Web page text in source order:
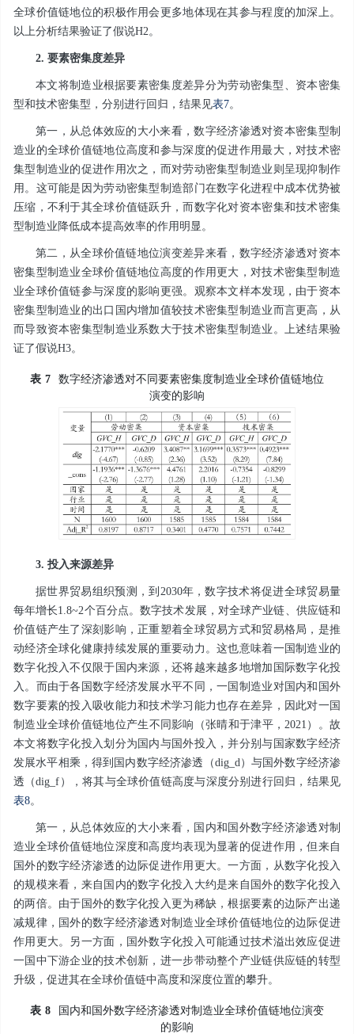
全球价值链地位的积极作用会更多地体现在其参与程度的加深上。
以上分析结果验证了假说H2。
2. 要素密集度差异
本文将制造业根据要素密集度差异分为劳动密集型、资本密集
型和技术密集型，分别进行回归，结果见表7。
第一，从总体效应的大小来看，数字经济渗透对资本密集型制
造业的全球价值链地位高度和参与深度的促进作用最大，对技术密
集型制造业的促进作用次之，而对劳动密集型制造业则呈现抑制作
用。这可能是因为劳动密集型制造部门在数字化进程中成本优势被
压缩，不利于其全球价值链跃升，而数字化对资本密集和技术密集
型制造业降低成本提高效率的作用明显。
第二，从全球价值链地位演变差异来看，数字经济渗透对资本
密集型制造业全球价值链地位高度的作用更大，对技术密集型制造
业全球价值链参与深度的影响更强。观察本文样本发现，由于资本
密集型制造业的出口国内增加值较技术密集型制造业而言更高，从
而导致资本密集型制造业系数大于技术密集型制造业。上述结果验
证了假说H3。
表 7
数字经济渗透对不同要素密集度制造业全球价值链地位
演变的影响
3. 投入来源差异
据世界贸易组织预测，到2030年，数字技术将促进全球贸易量
每年增长1.8~2个百分点。数字技术发展，对全球产业链、供应链和
价值链产生了深刻影响，正重塑着全球贸易方式和贸易格局，是推
动经济全球化健康持续发展的重要动力。这也意味着一国制造业的
数字化投入不仅限于国内来源，还将越来越多地增加国际数字化投
入。而由于各国数字经济发展水平不同，一国制造业对国内和国外
数字要素的投入吸收能力和技术学习能力也存在差异，因此对一国
制造业全球价值链地位产生不同影响（张晴和于津平，2021）。故
本文将数字化投入划分为国内与国外投入，并分别与国家数字经济
发展水平相乘，得到国内数字经济渗透（dig_d ）与国外数字经济渗
透（dig_f ），将其与全球价值链高度与深度分别进行回归，结果见
表8。
第一，从总体效应的大小来看，国内和国外数字经济渗透对制
造业全球价值链地位深度和高度均表现为显著的促进作用，但来自
国外的数字经济渗透的边际促进作用更大。一方面，从数字化投入
的规模来看，来自国内的数字化投入大约是来自国外的数字化投入
的两倍。由于国外的数字化投入更为稀缺，根据要素的边际产出递
减规律，国外的数字经济渗透对制造业全球价值链地位的边际促进
作用更大。另一方面，国外数字化投入可能通过技术溢出效应促进
一国中下游企业的技术创新，进一步带动整个产业链供应链的转型
升级，促进其在全球价值链中高度和深度位置的攀升。
表 8
国内和国外数字经济渗透对制造业全球价值链地位演变
的影响